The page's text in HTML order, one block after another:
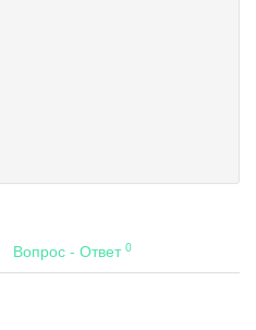
Вопрос - Ответ 0